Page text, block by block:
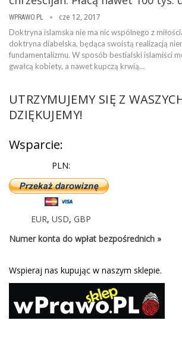
WPRAWO.PL cze 12, 2017
Doktryna islamska nie ma nic wspólnego z
doktryna diabelska, będąca swoistą realizacją
fundamentalizmu. W sposób bestialski islamiści
gwałcą kobiety, a nawet kupczą krwią…
UTRZYMUJEMY SIĘ Z
DZIĘKUJEMY!
Wsparcie:
PLN:
EUR, USD, GBP
Numer konta do wpłat bezpośrednich »
Wspieraj nas kupując w naszym sklepie.